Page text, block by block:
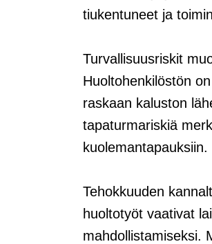
tiukentuneet ja
Turvallisuusriskit
Huoltohenkilöstön
raskaan kaluston
tapaturmariskiä
kuolemantapauksiin.
Tehokkuuden
huoltotyöt vaativat
mahdollistamiseksi.